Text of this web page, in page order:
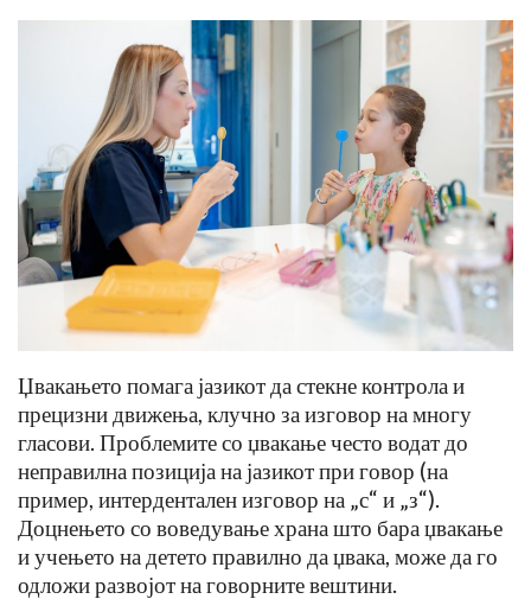
Џвакањето помага јазикот да стекне контрола и
прецизни движења, клучно за изговор на многу
гласови. Проблемите со џвакање често водат до
неправилна позиција на јазикот при говор (на
пример, интердентален изговор на „с“ и „з“).
Доцнењето со воведување храна што бара џвакање
и учењето на детето правилно да џвака, може да го
одложи развојот на говорните вештини.